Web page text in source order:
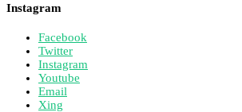
Instagram
Facebook
Twitter
Instagram
Youtube
Email
Xing